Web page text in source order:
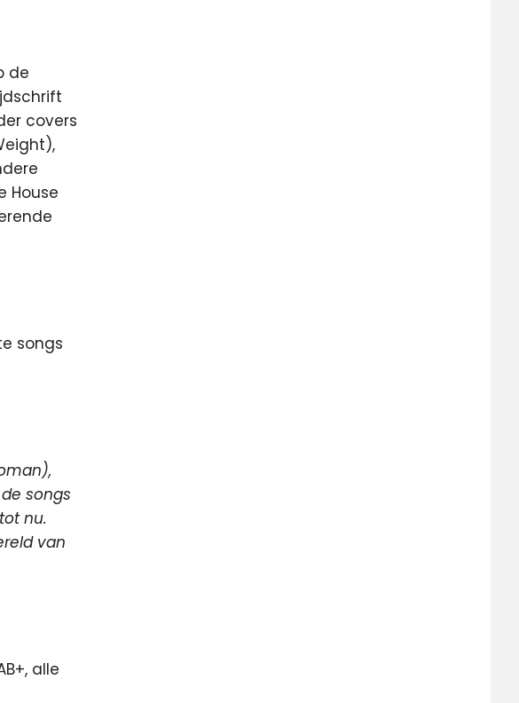
de
covers
House
songs
de songs
nu.
van
alle